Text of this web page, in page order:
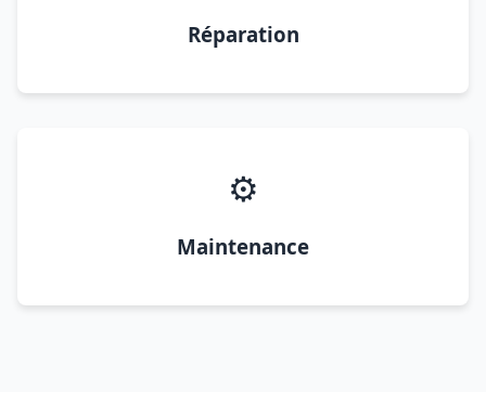
Réparation
⚙️
Maintenance